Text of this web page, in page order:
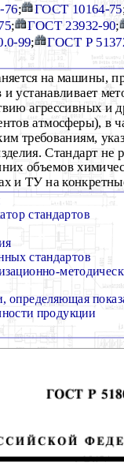
76; ГОСТ 10164-75
; ГОСТ 23932-90;
99; ГОСТ Р
на машины,
и устанавливает
агрессивных и
атмосферы), в
требованиям,
Стандарт не
объемов
и ТУ на
стандартов
стандартов
определяющая
продукции